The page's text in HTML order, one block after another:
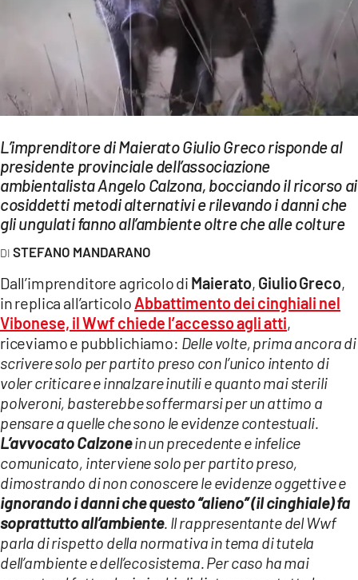
Streaming
LAC TV
LAC NETWORK
LAC ONAIR
LaC
LACTV.IT
LACONAIR.IT
LACITYMAG.IT
ILREGGINO.IT
COSENZACHANNEL.IT
ILVIBONESE.IT
CATANZAROCHANNEL.IT
LACAPITALENEWS.IT
L’imprenditore di Maierato Giulio Greco risponde al
presidente provinciale dell’associazione
ambientalista Angelo Calzona, bocciando il ricorso ai
cosiddetti metodi alternativi e rilevando i danni che
gli ungulati fanno all’ambiente oltre che alle colture
STEFANO MANDARANO
Dall’imprenditore agricolo di Maierato, GiulioGreco,
in replica all’articolo Abbattimento dei cinghiali nel
Vibonese, il Wwf chiede l’accesso agli atti,
riceviamo e pubblichiamo: Delle volte, prima ancora di
scrivere solo per partito preso con l’unico intento di
voler criticare e innalzare inutili e quanto mai sterili
polveroni, basterebbe soffermarsi per un attimo a
pensare a quelle che sono le evidenze contestuali.
L’avvocato Calzonein un precedente e infelice
comunicato, interviene solo per partito preso,
dimostrando di non conoscere le evidenze oggettive e
ignorando i danni che questo “alieno” (il cinghiale) fa
soprattutto all’ambiente. Il rappresentante del Wwf
parla di rispetto della normativa in tema di tutela
dell’ambiente e dell’ecosistema. Per caso ha mai